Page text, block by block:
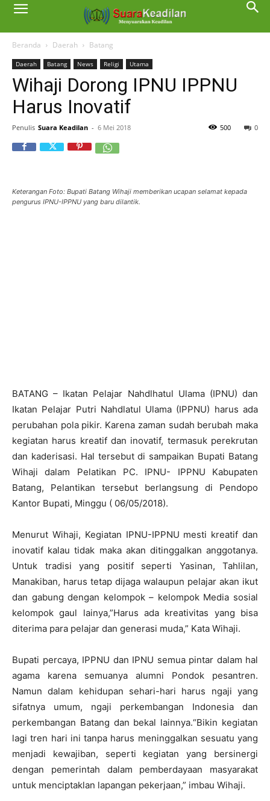
Beranda Daerah Batang
Daerah Batang News Religi Utama
Wihaji Dorong IPNU IPPNU
Harus Inovatif
Penulis Suara Keadilan - 6 Mei 2018 0
500
Keterangan Foto: Bupati Batang Wihaji memberikan ucapan selamat kepada
pengurus IPNU-IPPNU yang baru dilantik.
BATANG – Ikatan Pelajar Nahdlhatul Ulama (IPNU) dan
Ikatan Pelajar Putri Nahdlatul Ulama (IPPNU) harus ada
perubahan pola pikir. Karena zaman sudah berubah maka
kegiatan harus kreatif dan inovatif, termasuk perekrutan
dan kaderisasi. Hal tersebut di sampaikan Bupati Batang
Wihaji dalam Pelatikan PC. IPNU- IPPNU Kabupaten
Batang, Pelantikan tersebut berlangsung di Pendopo
Kantor Bupati, Minggu ( 06/05/2018).
Menurut Wihaji, Kegiatan IPNU-IPPNU mesti kreatif dan
inovatif kalau tidak maka akan ditinggalkan anggotanya.
Untuk tradisi yang positif seperti Yasinan, Tahlilan,
Manakiban, harus tetap dijaga walaupun pelajar akan ikut
dan gabung dengan kelompok – kelompok Media sosial
kelompok gaul lainya,”Harus ada kreativitas yang bisa
diterima para pelajar dan generasi muda,” Kata Wihaji.
Bupati percaya, IPPNU dan IPNU semua pintar dalam hal
agama karena semuanya alumni Pondok pesantren.
Namun dalam kehidupan sehari-hari harus ngaji yang
sifatnya umum, ngaji perkembangan Indonesia dan
perkembangan Batang dan bekal lainnya.“Bikin kegiatan
lagi tren hari ini tanpa harus meninggalkan sesuatu yang
menjadi kewajiban, seperti kegiatan yang bersinergi
dengan pemerintah dalam pemberdayaan masyarakat
untuk menciptaklan lapangan pekerjaan,” imbau Wihaji.